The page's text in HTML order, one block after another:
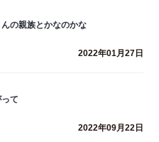
の親族とかなのかな
2022年01月27日
て
2022年09月22日